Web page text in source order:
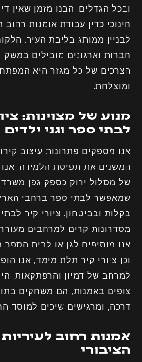
ובכל הגדלים. הבנו מזמן שאין
חינוכי כדין עבודת אומנות
לבניין ממותג בליבת העיר.
חברות וארגונים מובילים במשק
הצרכים של כל מגזר היא
ומוצלחת.
מנוע של מצוינות:
לבתי ספר וגני ילדים
אנו מספקים פתרונות עיצוב
המשנים את תפיסת הלמידה.
של מסלול ירוק כספק גפן משרד
שמאפשר לבתי ספר ברחבי הארץ
בקלות ובביטחון. ציורי קיר
מסדרונות קרים למרחבים
אנו מוסיפים לגן או לבית
וכן ציורי קיר תלת מימד, אנו
למרחב של דמיון והרפתקאות.
צופים באמנות, הם משחקים
דרכה, ומרגישים שיכים למוסד
אמנות רחוב
הציבורי